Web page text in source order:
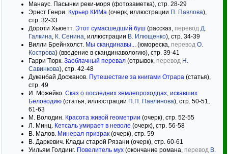
Манаус. Пасынки реки-моря (фотозаметка), стр. 28-29
Эрнст Генри. Курьер КИМа (очерк, иллюстрации П. Павлова),
стр. 32-33
Дороти Хьюетт. Этот сумасшедший буш (рассказ, перевод Д.
Галкина, К. Сенина, иллюстрации В. Илющенко), стр. 34-39
Вилли Брейнхолст. Мы скандинавы... (юмореска, перевод О.
Кострова) (введение в скандинавологию), стр. 39-41
Гарри Тюрк. Заоблачный перевал (отрывок, перевод Н.
Савинкова), стр. 42-48
Дукенбай Досжанов. Путешествие за книгами Отрара (статья),
стр. 49
И. Можейко. Сказ о последних землепроходцах, искавших
Беловодию (статья, иллюстрации П.П. Павлинова), стр. 50-51,
61-63
М. Володин. Красота живой геометрии (очерк), стр. 52-55
Л. Минц. Кетсаль умирает в неволе (очерк), стр. 56-58
В. Малов. Минерал-призрак (очерк), стр. 59
В. Даркевич. Клады старой Рязани (очерк), стр. 60-61
Уильям Голдинг. Повелитель мух (окончание романа, перевод В.